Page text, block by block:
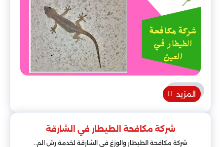
المزيد
شركة مكافحة الطيطار في الشارقة
شركة مكافحة الطيطار والوزغ في الشارقة لخدمة رش الم..